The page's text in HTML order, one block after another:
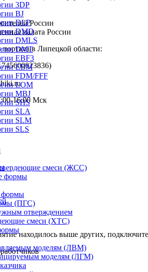
3DP
BJ
DLP
DMD
DMLS
DMT
EBF3
EBM
FDM/FFF
LOM
MBJ
SHS
SLA
SLM
SLS
смеси (ЖСС)
формы
формы
(ПГС)
отверждением
смеси (ХТС)
моделям (ЛВМ)
моделям (ЛГМ)
в Липецкой области:
16:00 Мск
находилось выше других,